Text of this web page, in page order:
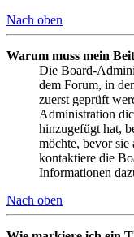
Nach oben
Warum muss mein
Die Board-
dem Forum, in
zuerst geprüft
Administration
hinzugefügt hat,
möchte, bevor sie
kontaktiere die
Informationen
Nach oben